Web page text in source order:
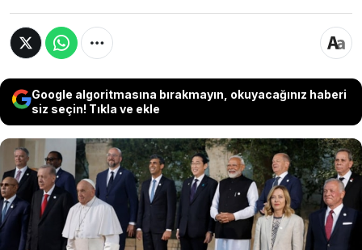
Google algoritmasına bırakmayın, okuyacağınız haberi
siz seçin! Tıkla ve ekle
İtalya'da tamamlanan G7
Liderler Zirvesi'nin sonuç